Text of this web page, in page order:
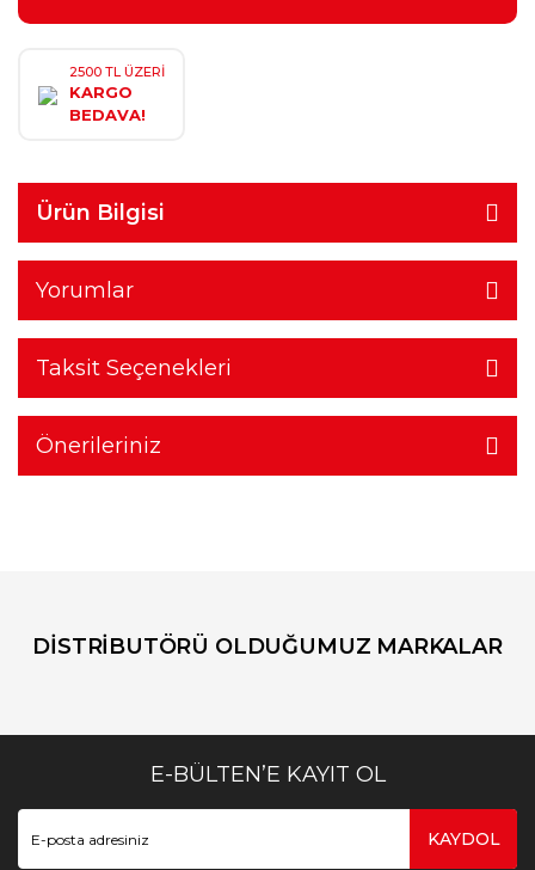
2500 TL ÜZERİ
KARGO
BEDAVA!
Ürün Bilgisi
Yorumlar
Taksit Seçenekleri
Önerileriniz
DİSTRİBUTÖRÜ OLDUĞUMUZ MARKALAR
E-BÜLTEN’E KAYIT OL
KAYDOL